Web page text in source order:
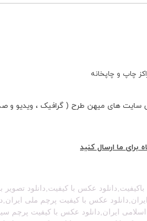
چاپ و چاپخانه
های میهن طرح ( گرافیک ، ویدیو و
ما ارسال کنید
,دانلود عکس با کیفیت,دانلود
عکس با کیفیت پرچم ملی
ایران,دانلود عکس با کیفیت پرچم